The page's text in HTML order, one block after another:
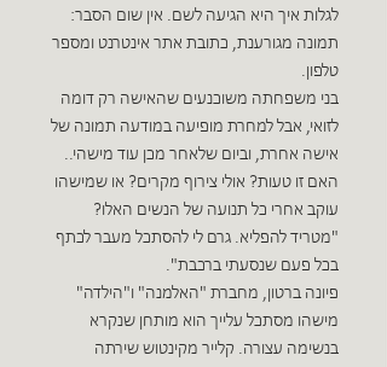
לגלות איך היא הגיעה לשם. אין שום הסבר:
תמונה מגורענת, כתובת אתר אינטרנט ומספר
טלפון.
בני משפחתה משוכנעים שהאישה רק דומה
לזואי, אבל למחרת מופיעה במודעה תמונה של
אישה אחרת, וביום שלאחר מכן עוד מישהי..
האם זו טעות? אולי צירוף מקרים? או שמישהו
עוקב אחרי כל תנועה של הנשים האלו?
"מטריד להפליא. גרם לי להסתכל מעבר לכתף
בכל פעם שנסעתי ברכבת".
פיונה ברטון, מחברת "האלמנה" ו"הילדה"
מישהו מסתכל עלייך הוא מותחן שנקרא
בנשימה עצורה. קלייר מקינטוש שירתה